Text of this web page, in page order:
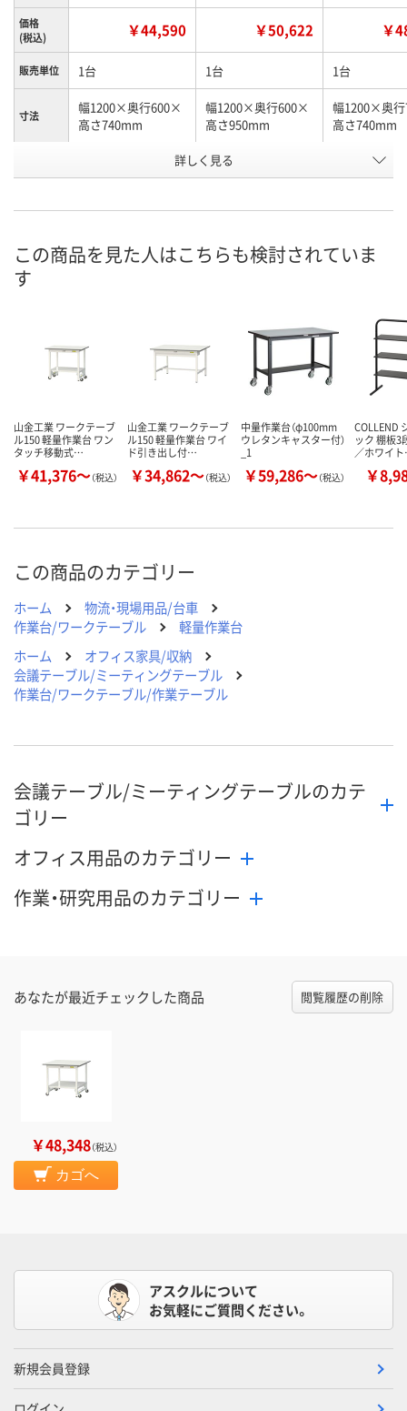
価格
(税込)
￥44,590 ￥50,622 ￥
販売単位 1台 1台 1台
寸法
幅1200×奥行600×
高さ740mm
幅1200×奥行600×
高さ950mm
幅1200×奥
高さ740mm
X888752 X888720
8月25日（火）まで
カゴへ カ
詳しく見る
この商品を見た人はこちらも検討されていま
す
山金工業 ワークテーブ
ル150 軽量作業台 ワン
タッチ移動式…
￥41,376～（税込）
山金工業 ワークテーブ
ル150 軽量作業台 ワイ
ド引き出し付…
￥34,862～（税込）
中量作業台（φ100mm
ウレタンキャスター付）
_1
￥59,286～（税込）
COLLEND
ック 棚板3
／ホワイ
￥
この商品のカテゴリー
ホーム
物流・現場用品/台車
作業台/ワークテーブル
軽量作業台
ホーム
オフィス家具/収納
会議テーブル/ミーティングテーブル
作業台/ワークテーブル/作業テーブル
会議テーブル/ミーティングテーブルのカテ
ゴリー
オフィス用品のカテゴリー
作業・研究用品のカテゴリー
あなたが最近チェックした商品 閲覧履歴の削除
￥48,348（税込）
カゴへ
アスクルについて
お気軽にご質問ください。
新規会員登録